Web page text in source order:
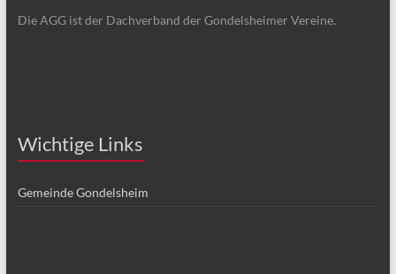
Die AGG ist der Dachverband der Gondelsheimer Vereine.
Wichtige Links
Gemeinde Gondelsheim